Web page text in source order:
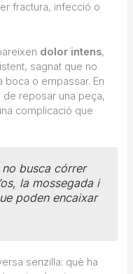
fractura, infecció o
dolor intens,
sagnat que no
o empassar. En
reposar una peça,
complicació que
busca córrer
la mossegada i
poden encaixar
senzilla: què ha